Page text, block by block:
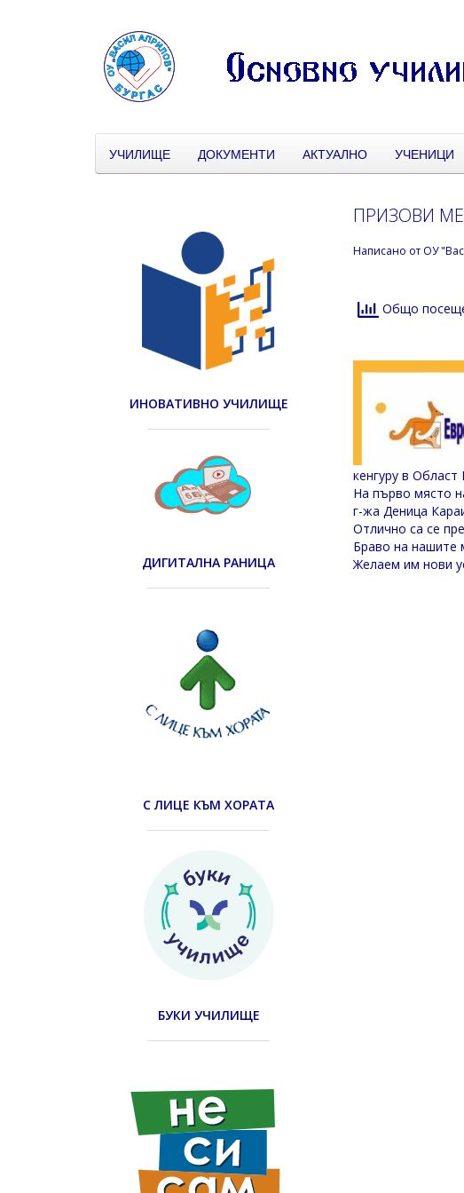
УЧИЛИЩЕ ДОКУМЕНТИ АКТУАЛНО УЧЕНИЦИ
ПРИЗОВИ
Написано от ОУ
Общо
кенгуру в
На първо място
г-жа Деница
Отлично са се
Браво на нашите
Желаем им нови
ИНОВАТИВНО УЧИЛИЩЕ
ДИГИТАЛНА РАНИЦА
С ЛИЦЕ КЪМ ХОРАТА
БУКИ УЧИЛИЩЕ